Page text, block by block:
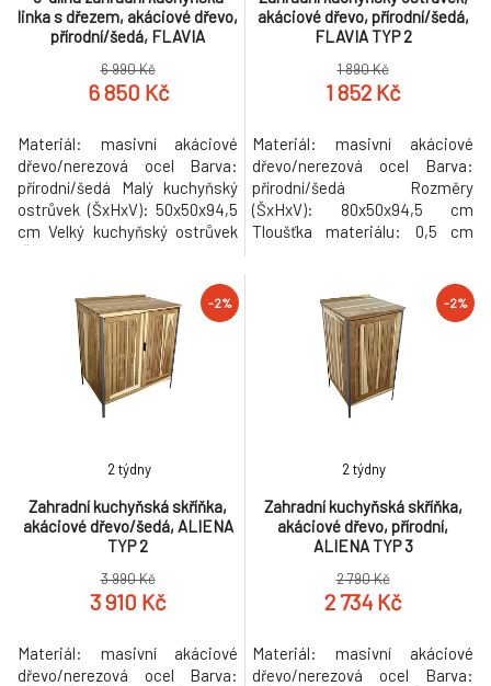
linka s dřezem, akáciové dřevo,
přírodní/šedá, FLAVIA
6 990 Kč
6 850 Kč
Materiál: masivní akáciové
dřevo/nerezová ocel Barva:
přírodní/šedá Malý kuchyňský
ostrůvek (ŠxHxV): 50x50x94,5
cm Velký kuchyňský ostrůvek
(ŠxHxV): 80x50x94,5 cm
Rozměry dřezu (ŠxHxV):
38x33x17 cm Vnitřní rozměry
dřezu (ŠxHxV): 30x26 cm
Tloušťka materiálu: 0,5 cm
Nosnost: 20 kg S policem
akáciové dřevo, přírodní/šedá,
FLAVIA TYP 2
1 890 Kč
1 852 Kč
Materiál: masivní akáciové
dřevo/nerezová ocel Barva:
přírodní/šedá Rozměry
(ŠxHxV): 80x50x94,5 cm
Tloušťka materiálu: 0,5 cm
Rektifikační šrouby na nohou
Navržen pro venkovní použití
Ideální řešení k bazénu, na
zahradu, na terasu nebo do
altánku Stabilní rám odolný
vůči korozi Odolný vůči U
-2%
Zahradní kuchyňská skříňka,
akáciové dřevo/šedá, ALIENA
TYP 2
2 týdny
3 990 Kč
3 910 Kč
Materiál: masivní akáciové
dřevo/nerezová ocel Barva:
-2%
Zahradní kuchyňská skříňka,
akáciové dřevo, přírodní,
ALIENA TYP 3
2 týdny
2 790 Kč
2 734 Kč
Materiál: masivní akáciové
dřevo/nerezová ocel Barva: